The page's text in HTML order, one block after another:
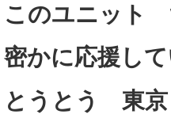
このユニット
密かに応援し
とうとう 東京